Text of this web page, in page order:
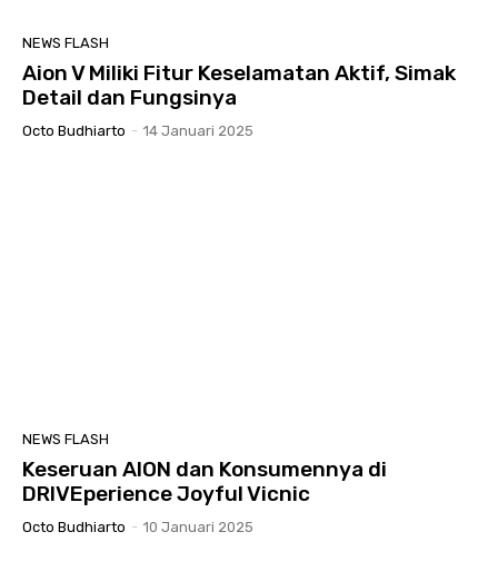
NEWS FLASH
Aion V Miliki Fitur Keselamatan Aktif, Simak
Detail dan Fungsinya
Octo Budhiarto - 14 Januari 2025
NEWS FLASH
Keseruan AION dan Konsumennya di
DRIVEperience Joyful Vicnic
Octo Budhiarto - 10 Januari 2025